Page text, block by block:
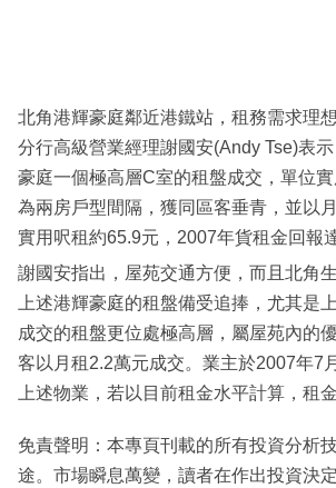
北角港輝豪庭鄰近港鐵站，租務需求理
分行高級營業經理謝國安(Andy Tse)表
豪庭一個極高層C室的租盤成交，單位實
為兩房戶型間隔，獲同區客垂青，並以
實用呎租約65.9元，2007年貨租金回報
謝國安指出，屋苑交通方便，而且北角
上述港輝豪庭的租盤備受追捧，尤其是
成交的租盤更位處極高層，屬屋苑內的
客以月租2.2萬元成交。業主於2007年7
上述物業，若以目前租金水平計算，租
免責聲明：本專頁刊載的所有投資分析
途。市場瞬息萬變，讀者在作出投資決